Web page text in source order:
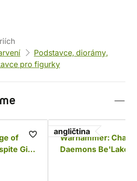
Podstavce, diorámy,
pro figurky
of
Gitz
angličtina
Warhammer: Chaos
Daemons Be'Lakor